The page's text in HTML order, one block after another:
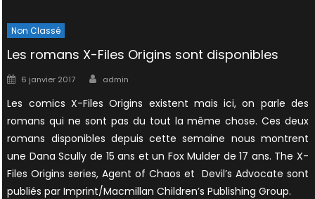
Non Classé
Les romans X-Files Origins sont disponibles
Posted
6 janvier 2017 Author
admin
Les comics X-Files Origins existent mais ici, on parle des
romans qui ne sont pas du tout la même chose. Ces deux
romans disponibles depuis cette semaine nous montrent
une Dana Scully de 15 ans et un Fox Mulder de 17 ans. The X-
Files Origins series, Agent of Chaos et Devil’s Advocate sont
publiés par Imprint/Macmillan Children’s Publishing Group.